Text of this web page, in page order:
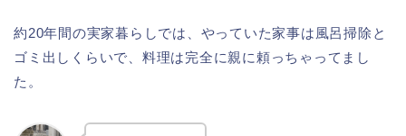
約20年間の実家暮らしでは、やっていた家事は風呂掃除と
ゴミ出しくらいで、料理は完全に親に頼っちゃってまし
た。